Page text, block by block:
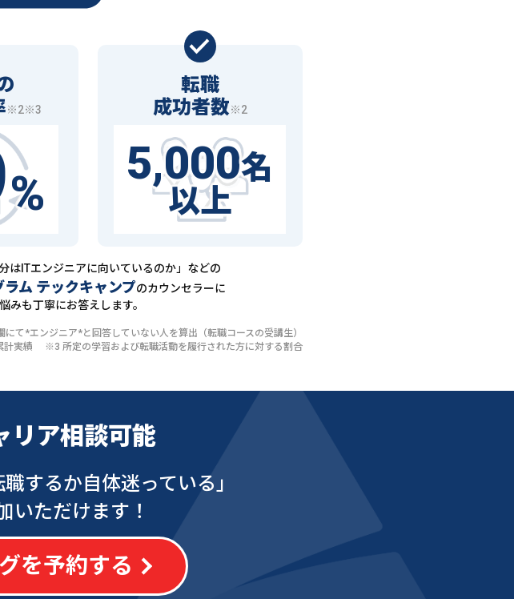
※2※3
%
転職
成功者数※2
5,000名
以上
はITエンジニアに向いているのか」などの
ム テックキャンプのカウンセラーに
みも丁寧にお答えします。
*エンジニア*と回答していない人を算出（転職コースの受講生）
実績 ※3 所定の学習および転職活動を履行された方に対する割合
リア相談可能
職するか自体迷っている」
いただけます！
を予約する